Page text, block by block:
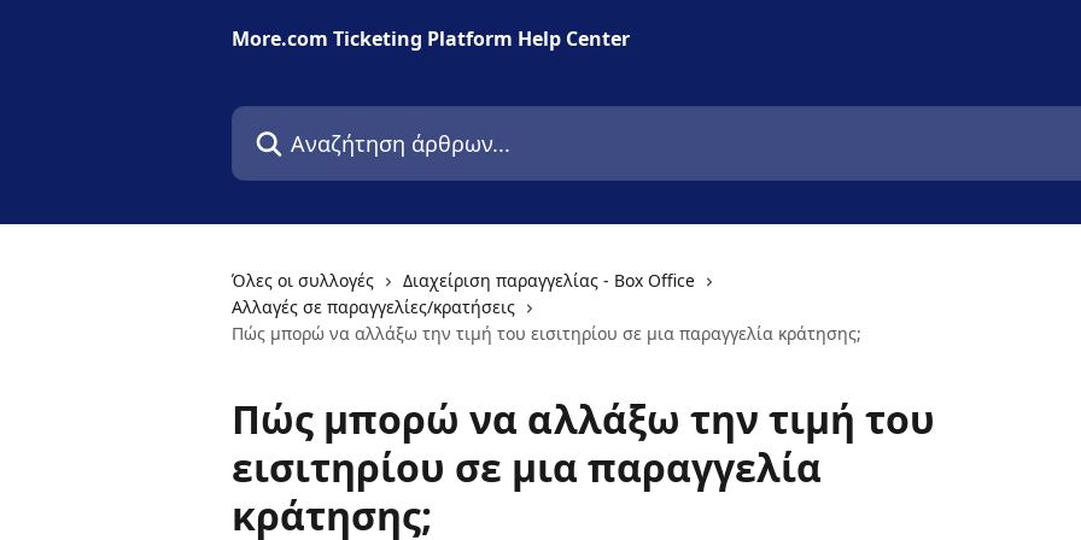
More.com Ticketing Platform Help Center
Αναζήτηση άρθρων...
Όλες οι συλλογές
Διαχείριση παραγγελίας - Box Office
Αλλαγές σε παραγγελίες/κρατήσεις
Πώς μπορώ να αλλάξω την τιμή του εισιτηρίου σε μια παραγγελία κράτησης;
Πώς μπορώ να αλλάξω την τιμή του
εισιτηρίου σε μια παραγγελία
κράτησης;